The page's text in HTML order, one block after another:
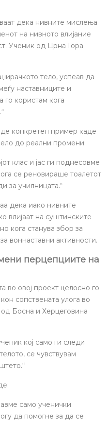
дека нивните мислења
на нивното влијание
Ученик од Црна Гора
тело, успеав да
наставниците и
го користам кога
конкретен пример каде
до реални промени:
клас и јас ги поднесовме
се реновираше тоалетот
за училницата.“
дека иако нивните
влијаат на суштинските
кога станува збор за
воннаставни активности.
перцепциите на
во овој проект целосно го
сопствената улога во
Босна и Херцеговина
кој само ги следи
се чувствувам
само ученички
да помогне за да се